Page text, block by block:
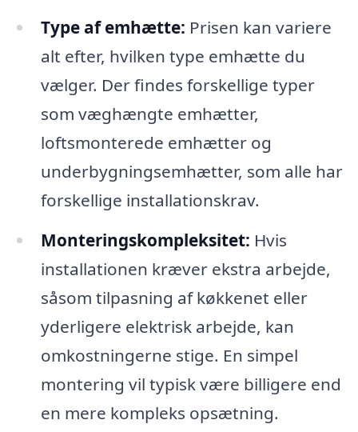
Type af emhætte: Prisen kan variere
alt efter, hvilken type emhætte du
vælger. Der findes forskellige typer
som væghængte emhætter,
loftsmonterede emhætter og
underbygningsemhætter, som alle har
forskellige installationskrav.
Monteringskompleksitet: Hvis
installationen kræver ekstra arbejde,
såsom tilpasning af køkkenet eller
yderligere elektrisk arbejde, kan
omkostningerne stige. En simpel
montering vil typisk være billigere end
en mere kompleks opsætning.